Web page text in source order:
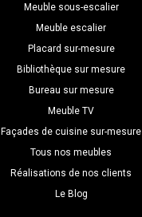
Meuble sous-escalier
Meuble escalier
Placard sur-mesure
Bibliothèque sur mesure
Bureau sur mesure
Meuble TV
Façades de cuisine sur-mesure
Tous nos meubles
Réalisations de nos clients
Le Blog